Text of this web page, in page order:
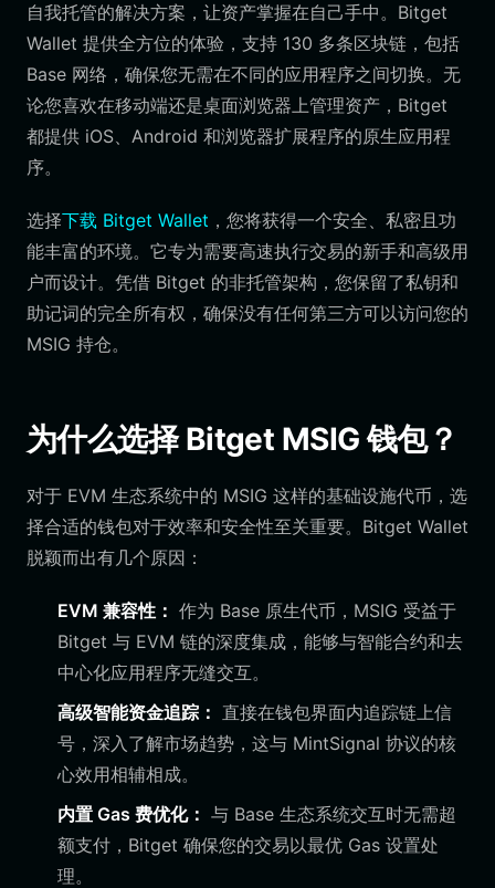
自我托管的解决方案，让资产掌握在自己手中。Bitget
Wallet 提供全方位的体验，支持 130 多条区块链，包括
Base 网络，确保您无需在不同的应用程序之间切换。无
论您喜欢在移动端还是桌面浏览器上管理资产，Bitget
都提供 iOS、Android 和浏览器扩展程序的原生应用程
序。
选择下载 Bitget Wallet ，您将获得一个安全、私密且功
能丰富的环境。它专为需要高速执行交易的新手和高级用
户而设计。凭借 Bitget 的非托管架构，您保留了私钥和
助记词的完全所有权，确保没有任何第三方可以访问您的
MSIG 持仓。
为什么选择 Bitget MSIG 钱包？
对于 EVM 生态系统中的 MSIG 这样的基础设施代币，选
择合适的钱包对于效率和安全性至关重要。Bitget Wallet
脱颖而出有几个原因：
EVM 兼容性： 作为 Base 原生代币，MSIG 受益于
Bitget 与 EVM 链的深度集成，能够与智能合约和去
中心化应用程序无缝交互。
高级智能资金追踪： 直接在钱包界面内追踪链上信
号，深入了解市场趋势，这与 MintSignal 协议的核
心效用相辅相成。
内置 Gas 费优化： 与 Base 生态系统交互时无需超
额支付，Bitget 确保您的交易以最优 Gas 设置处
理。